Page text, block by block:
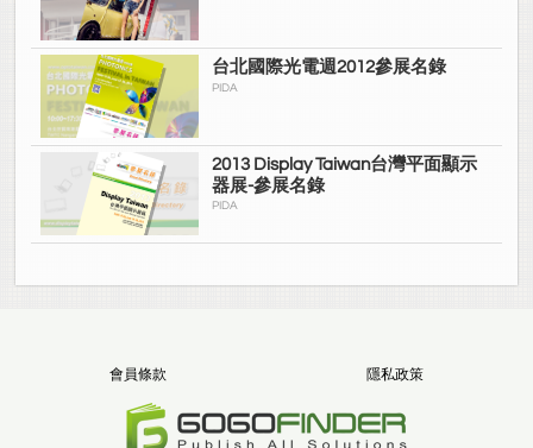
台北國際光電週2012參展名錄
PIDA
2013 Display Taiwan台灣平面顯示
器展-參展名錄
PIDA
會員條款 隱私政策